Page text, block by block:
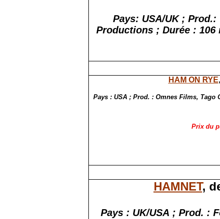
Pays: USA/UK ;
Productions ; Durée : 106
HAM ON RYE
Pays : USA ; Prod. : Omnes Films,
Prix du
HAMNET,
Pays : UK/USA ; Prod. :